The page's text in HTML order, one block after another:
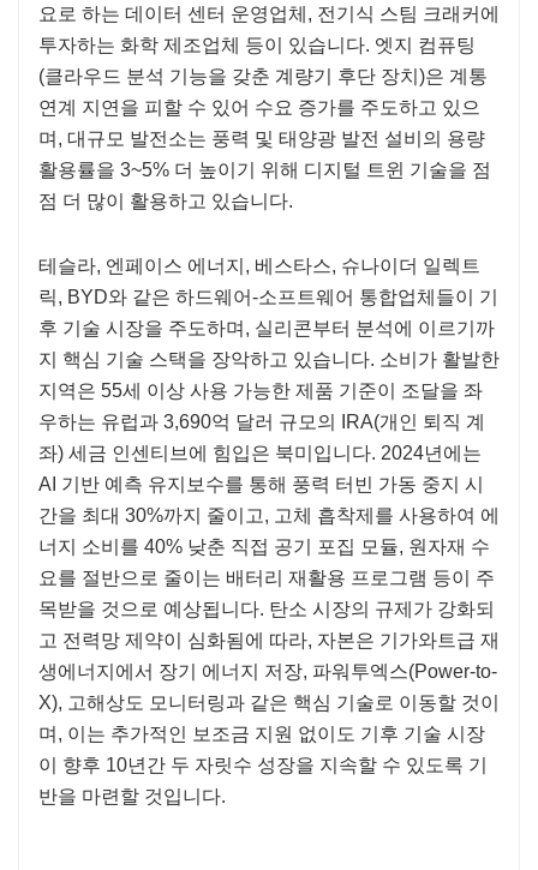
요로 하는 데이터 센터 운영업체, 전기식 스팀 크래커에
투자하는 화학 제조업체 등이 있습니다. 엣지 컴퓨팅
(클라우드 분석 기능을 갖춘 계량기 후단 장치)은 계통
연계 지연을 피할 수 있어 수요 증가를 주도하고 있으
며, 대규모 발전소는 풍력 및 태양광 발전 설비의 용량
활용률을 3~5% 더 높이기 위해 디지털 트윈 기술을 점
점 더 많이 활용하고 있습니다.
테슬라, 엔페이스 에너지, 베스타스, 슈나이더 일렉트
릭, BYD와 같은 하드웨어-소프트웨어 통합업체들이 기
후 기술 시장을 주도하며, 실리콘부터 분석에 이르기까
지 핵심 기술 스택을 장악하고 있습니다. 소비가 활발한
지역은 55세 이상 사용 가능한 제품 기준이 조달을 좌
우하는 유럽과 3,690억 달러 규모의 IRA(개인 퇴직 계
좌) 세금 인센티브에 힘입은 북미입니다. 2024년에는
AI 기반 예측 유지보수를 통해 풍력 터빈 가동 중지 시
간을 최대 30%까지 줄이고, 고체 흡착제를 사용하여 에
너지 소비를 40% 낮춘 직접 공기 포집 모듈, 원자재 수
요를 절반으로 줄이는 배터리 재활용 프로그램 등이 주
목받을 것으로 예상됩니다. 탄소 시장의 규제가 강화되
고 전력망 제약이 심화됨에 따라, 자본은 기가와트급 재
생에너지에서 장기 에너지 저장, 파워투엑스(Power-to-
X), 고해상도 모니터링과 같은 핵심 기술로 이동할 것이
며, 이는 추가적인 보조금 지원 없이도 기후 기술 시장
이 향후 10년간 두 자릿수 성장을 지속할 수 있도록 기
반을 마련할 것입니다.